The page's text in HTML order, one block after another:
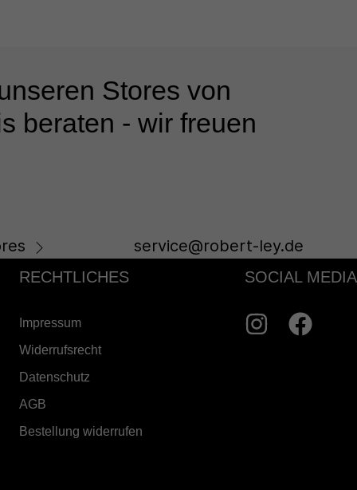
Stores von
beraten - wir freuen
service@robert-ley.de
RECHTLICHES
Impressum
Widerrufsrecht
Datenschutz
AGB
Bestellung widerrufen
SOCIAL MEDIA